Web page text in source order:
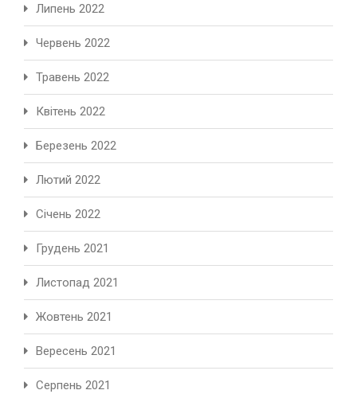
Липень 2022
Червень 2022
Травень 2022
Квітень 2022
Березень 2022
Лютий 2022
Січень 2022
Грудень 2021
Листопад 2021
Жовтень 2021
Вересень 2021
Серпень 2021